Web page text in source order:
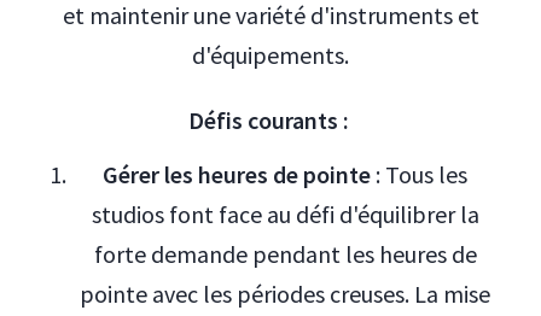
et maintenir une variété d'instruments et
d'équipements.
Défis courants :
Gérer les heures de pointe : Tous les
studios font face au défi d'équilibrer la
forte demande pendant les heures de
pointe avec les périodes creuses. La mise